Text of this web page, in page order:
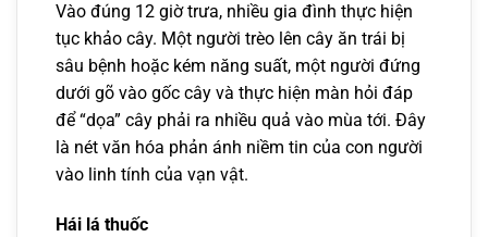
Vào đúng 12 giờ trưa, nhiều gia đình thực hiện
tục khảo cây. Một người trèo lên cây ăn trái bị
sâu bệnh hoặc kém năng suất, một người đứng
dưới gõ vào gốc cây và thực hiện màn hỏi đáp
để “dọa” cây phải ra nhiều quả vào mùa tới. Đây
là nét văn hóa phản ánh niềm tin của con người
vào linh tính của vạn vật.
Hái lá thuốc